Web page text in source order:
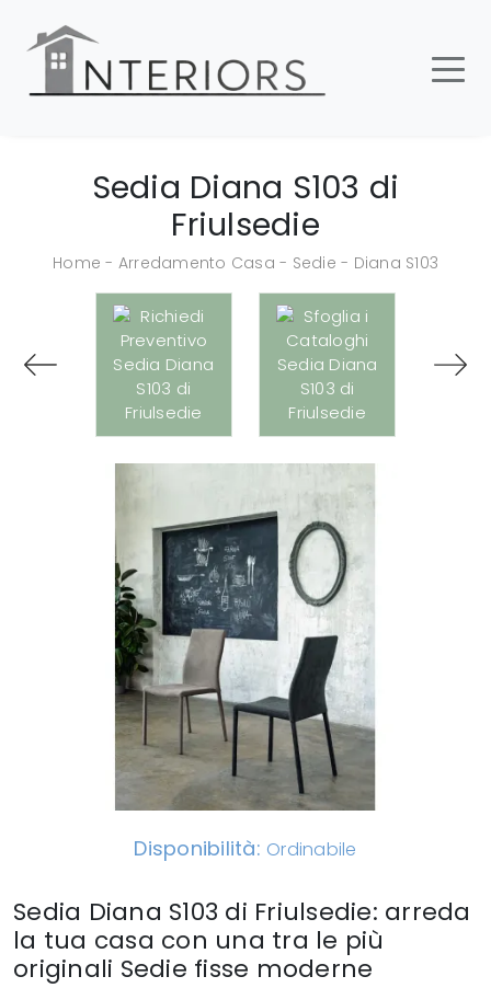
Sedia Diana S103 di
Friulsedie
Home - Arredamento Casa - Sedie - Diana S103
Disponibilità: Ordinabile
Sedia Diana S103 di Friulsedie: arreda
la tua casa con una tra le più
originali Sedie fisse moderne